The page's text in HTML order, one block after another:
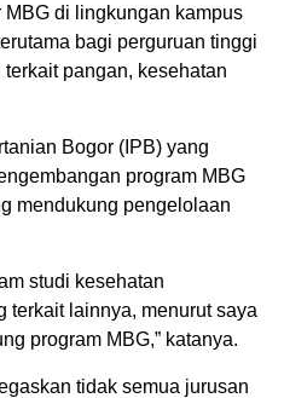
di lingkungan kampus
bagi perguruan tinggi
pangan, kesehatan
Bogor (IPB) yang
program MBG
mendukung pengelolaan
studi kesehatan
terkait lainnya, menurut saya
program MBG,” katanya.
tidak semua jurusan